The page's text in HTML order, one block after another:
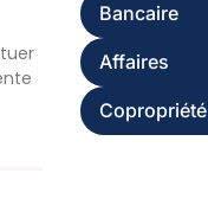
Bancaire
Affaires
Copropriété